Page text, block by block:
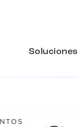
Soluciones